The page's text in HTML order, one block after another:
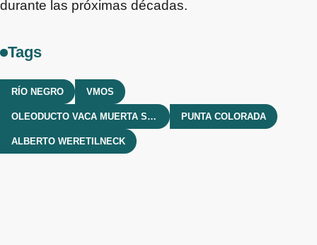
durante las próximas décadas.
Tags
RÍO NEGRO VMOS
OLEODUCTO VACA MUERTA SUR PUNTA COLORADA
ALBERTO WERETILNECK